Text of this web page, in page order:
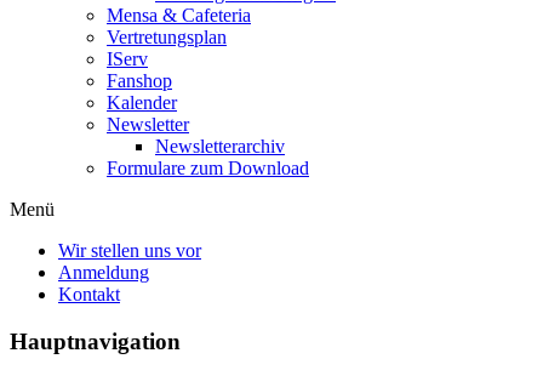
Mensa & Cafeteria
Vertretungsplan
IServ
Fanshop
Kalender
Newsletter
Newsletterarchiv
Formulare zum Download
Menü
Wir stellen uns vor
Anmeldung
Kontakt
Hauptnavigation